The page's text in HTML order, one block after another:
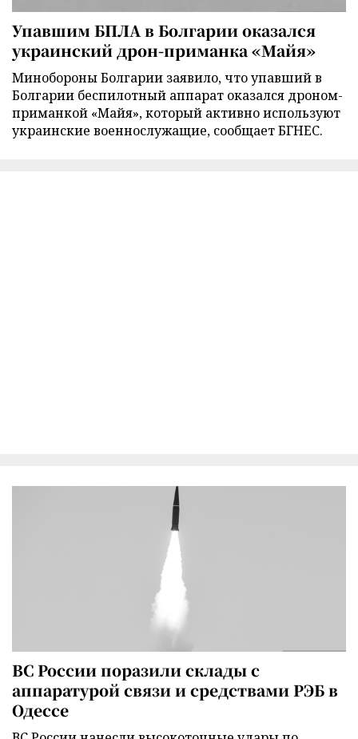
Упавшим БПЛА в Болгарии оказался
украинский дрон-приманка «Майя»
Минобороны Болгарии заявило, что упавший в
Болгарии беспилотный аппарат оказался дроном-
приманкой «Майя», который активно используют
украинские военнослужащие, сообщает БГНЕС.
ВС России поразили склады с
аппаратурой связи и средствами РЭБ в
Одессе